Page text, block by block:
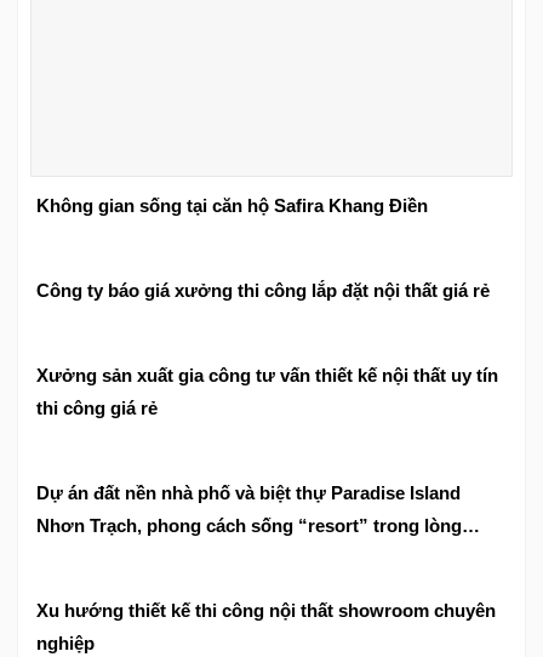
Không gian sống tại căn hộ Safira Khang Điền
Công ty báo giá xưởng thi công lắp đặt nội thất giá rẻ
Xưởng sản xuất gia công tư vấn thiết kế nội thất uy tín
thi công giá rẻ
Dự án đất nền nhà phố và biệt thự Paradise Island
Nhơn Trạch, phong cách sống “resort” trong lòng
Xu hướng thiết kế thi công nội thất showroom chuyên
nghiệp